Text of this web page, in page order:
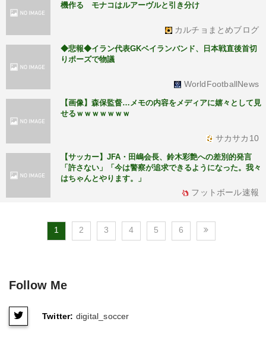
機作る モナコはルアーヴルと引き分け
カルチョまとめブログ
◆悲報◆イラン代表GKベイランバンド、日本戦直後首切
りポーズで物議
WorldFootballNews
【画像】森保監督…メモの内容をメディアに嬉々として見
せるｗｗｗｗｗｗｗ
サカサカ10
【サッカー】JFA・田嶋会長、鈴木彩艶への差別的発言
「許さない」「今は警察が追求できるようになった。我々
はちゃんとやります。」
フットボール速報
1 2 3 4 5 6
Follow Me
Twitter: digital_soccer